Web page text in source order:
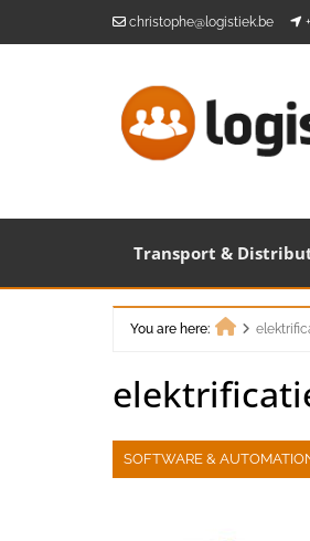
christophe@logistiek.be
Transport &
You are here:
SOFTWARE &